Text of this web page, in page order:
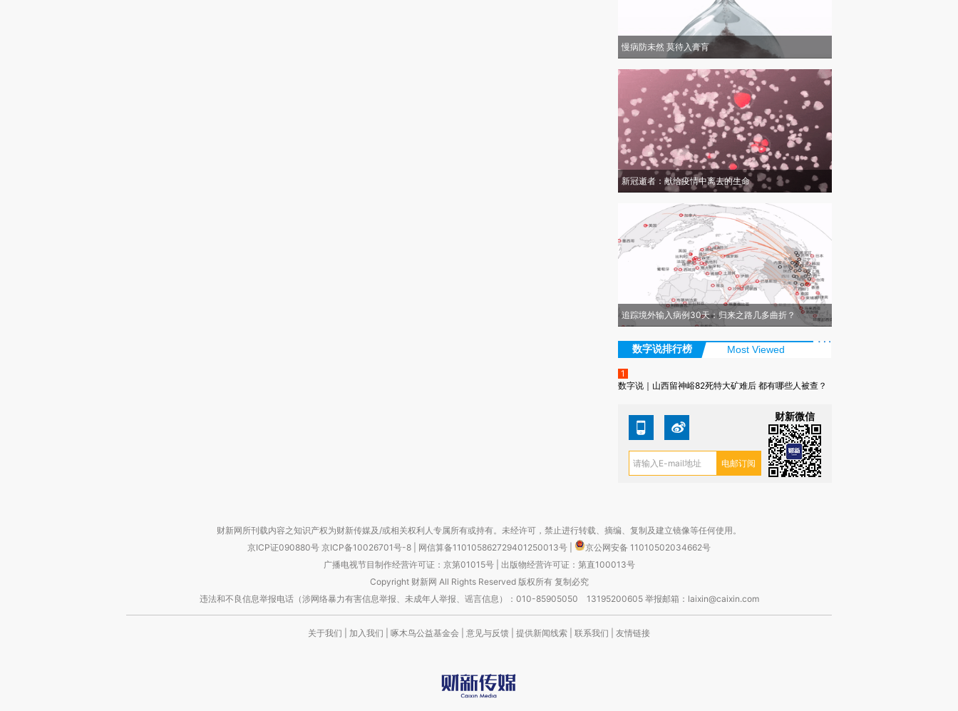
慢病防未然 莫待入膏肓
新冠逝者：献给疫情中离去的生命
追踪境外输入病例30天：归来之路几多曲折？
数字说排行榜 Most Viewed
1
数字说｜山西留神峪82死特大矿难后 都有哪些人被查？
财新微信
财新网所刊载内容之知识产权为财新传媒及/或相关权利人专属所有或持有。未经许可，禁止进行转载、摘编、复制及建立镜像等任何使用。
京ICP证090880号 京ICP备10026701号-8 网信算备110105862729401250013号
京公网安备 11010502034662号
广播电视节目制作经营许可证：京第01015号| 出版物经营许可证：第直100013号
Copyright 财新网 All Rights Reserved 版权所有 复制必究
违法和不良信息举报电话（涉网络暴力有害信息举报、未成年人举报、谣言信息）：010-85905050 13195200605 举报邮箱：laixin@caixin.com
关于我们 加入我们 啄木鸟公益基金会 意见与反馈 提供新闻线索 联系我们 友情链接